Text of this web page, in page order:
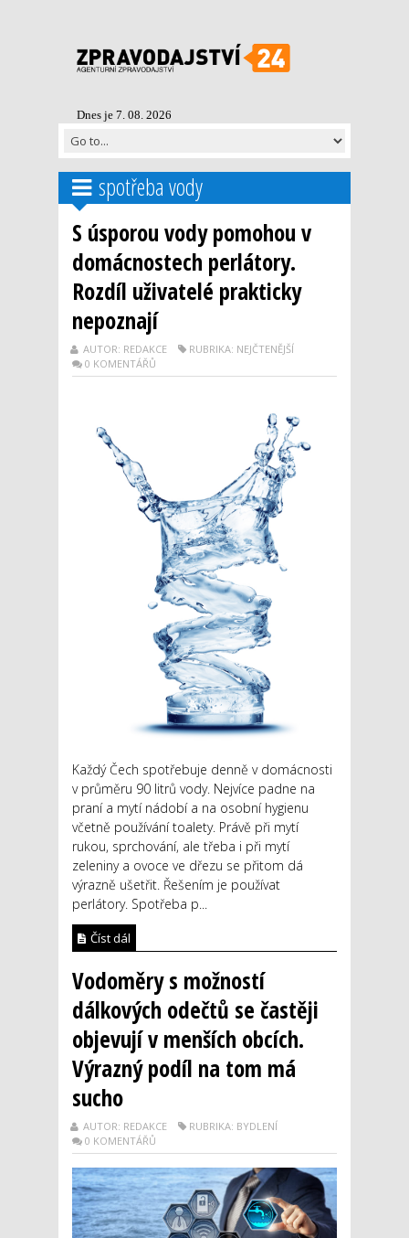
Dnes je 7. 08. 2026
spotřeba vody
S úsporou vody pomohou v
domácnostech perlátory.
Rozdíl uživatelé prakticky
nepoznají
AUTOR: REDAKCE
RUBRIKA: NEJČTENĚJŠÍ
0 KOMENTÁŘŮ
Každý Čech spotřebuje denně v domácnosti
v průměru 90 litrů vody. Nejvíce padne na
praní a mytí nádobí a na osobní hygienu
včetně používání toalety. Právě při mytí
rukou, sprchování, ale třeba i při mytí
zeleniny a ovoce ve dřezu se přitom dá
výrazně ušetřit. Řešením je používat
perlátory. Spotřeba p...
Číst dál
Vodoměry s možností
dálkových odečtů se častěji
objevují v menších obcích.
Výrazný podíl na tom má
sucho
AUTOR: REDAKCE
RUBRIKA: BYDLENÍ
0 KOMENTÁŘŮ